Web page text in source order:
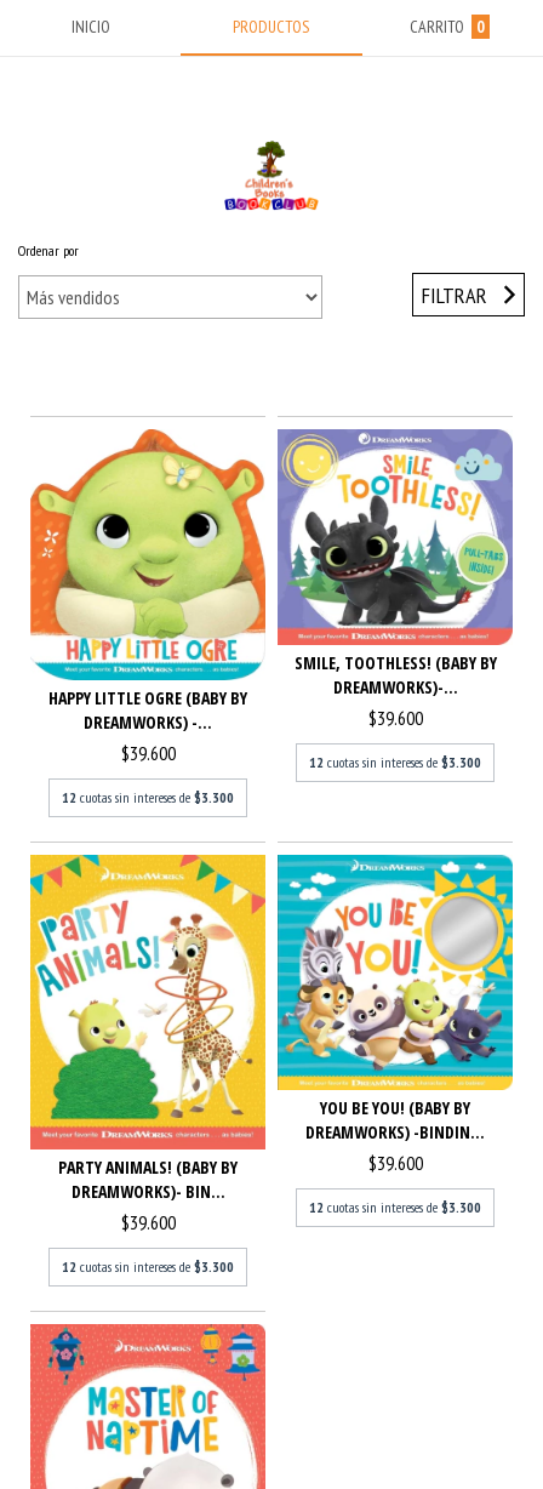
INICIO PRODUCTOS CARRITO 0
Inicio / Girls Only
Ordenar por
FILTRAR
HAPPY LITTLE OGRE (BABY BY
DREAMWORKS) -...
$39.600
12 cuotas sin intereses de $3.300
SMILE, TOOTHLESS! (BABY BY
DREAMWORKS)-...
$39.600
12 cuotas sin intereses de $3.300
PARTY ANIMALS! (BABY BY
DREAMWORKS)- BIN...
$39.600
12 cuotas sin intereses de $3.300
YOU BE YOU! (BABY BY
DREAMWORKS) -BINDIN...
$39.600
12 cuotas sin intereses de $3.300